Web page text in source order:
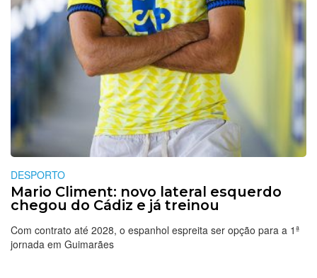
DESPORTO
Mario Climent: novo lateral esquerdo
chegou do Cádiz e já treinou
Com contrato até 2028, o espanhol espreita ser opção para a 1ª
jornada em Guimarães